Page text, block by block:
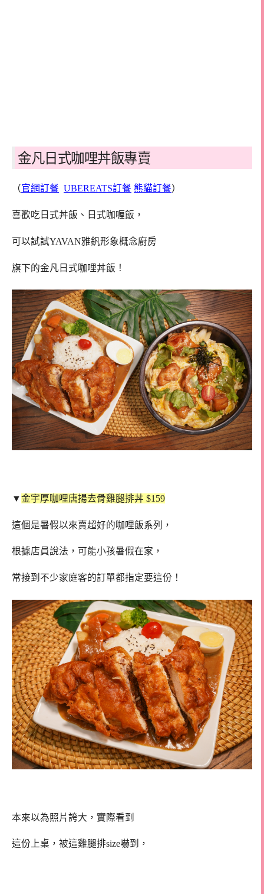
金凡日式咖哩丼飯專賣
（官網訂餐 UBEREATS訂餐 熊貓訂餐）
喜歡吃日式丼飯、日式咖喱飯，
可以試試YAVAN雅釩形象概念廚房
旗下的金凡日式咖哩丼飯！
▼金宇厚咖哩唐揚去骨雞腿排丼 $159
這個是暑假以來賣超好的咖哩飯系列，
根據店員說法，可能小孩暑假在家，
常接到不少家庭客的訂單都指定要這份！
本來以為照片誇大，實際看到
這份上桌，被這雞腿排size嚇到，